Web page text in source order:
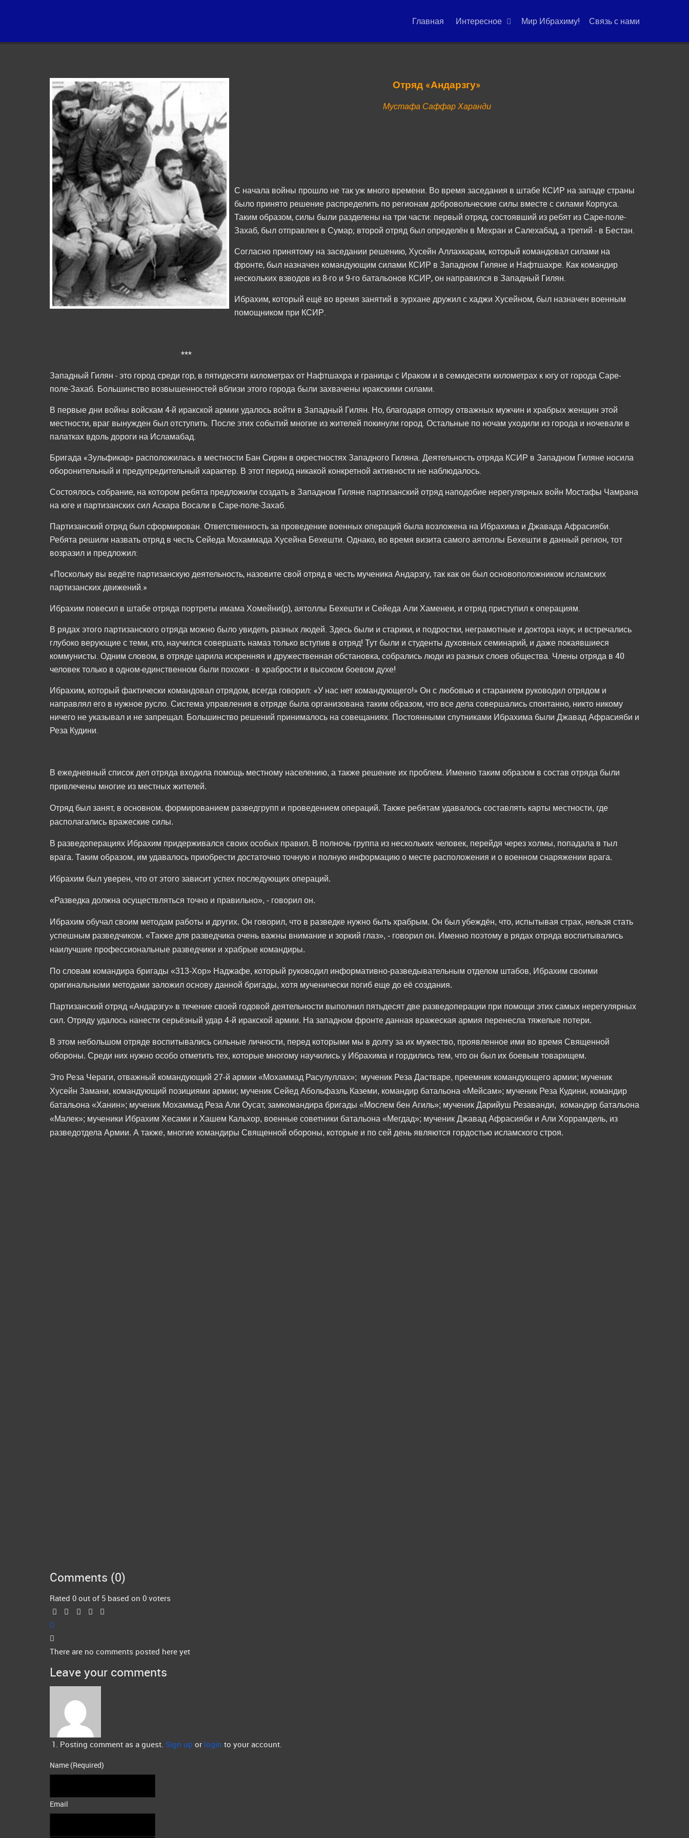
Главная Интересное Мир Ибрахиму! Связь с нами
Отряд «Андарзгу»
Мустафа Саффар Харанди
С начала войны прошло не так уж много времени. Во время заседания в штабе КСИР на западе страны
было принято решение распределить по регионам добровольческие силы вместе с силами Корпуса.
Таким образом, силы были разделены на три части: первый отряд, состоявший из ребят из Саре-поле-
Захаб, был отправлен в Сумар; второй отряд был определён в Мехран и Салехабад, а третий - в Бестан.
Согласно принятому на заседании решению, Хусейн Аллахкарам, который командовал силами на
фронте, был назначен командующим силами КСИР в Западном Гиляне и Нафтшахре. Как командир
нескольких взводов из 8-го и 9-го батальонов КСИР, он направился в Западный Гилян.
Ибрахим, который ещё во время занятий в зурхане дружил с хаджи Хусейном, был назначен военным
помощником при КСИР.
***
Западный Гилян - это город среди гор, в пятидесяти километрах от Нафтшахра и границы с Ираком и в семидесяти километрах к югу от города Саре-
поле-Захаб. Большинство возвышенностей вблизи этого города были захвачены иракскими силами.
В первые дни войны войскам 4-й иракской армии удалось войти в Западный Гилян. Но, благодаря отпору отважных мужчин и храбрых женщин этой
местности, враг вынужден был отступить. После этих событий многие из жителей покинули город. Остальные по ночам уходили из города и ночевали в
палатках вдоль дороги на Исламабад.
Бригада «Зульфикар» расположилась в местности Бан Сирян в окрестностях Западного Гиляна. Деятельность отряда КСИР в Западном Гиляне носила
оборонительный и предупредительный характер. В этот период никакой конкретной активности не наблюдалось.
Состоялось собрание, на котором ребята предложили создать в Западном Гиляне партизанский отряд наподобие нерегулярных войн Мостафы Чамрана
на юге и партизанских сил Аскара Восали в Саре-поле-Захаб.
Партизанский отряд был сформирован. Ответственность за проведение военных операций была возложена на Ибрахима и Джавада Афрасияби.
Ребята решили назвать отряд в честь Сейеда Мохаммада Хусейна Бехешти. Однако, во время визита самого аятоллы Бехешти в данный регион, тот
возразил и предложил:
«Поскольку вы ведёте партизанскую деятельность, назовите свой отряд в честь мученика Андарзгу, так как он был основоположником исламских
партизанских движений.»
Ибрахим повесил в штабе отряда портреты имама Хомейни(р), аятоллы Бехешти и Сейеда Али Хаменеи, и отряд приступил к операциям.
В рядах этого партизанского отряда можно было увидеть разных людей. Здесь были и старики, и подростки, неграмотные и доктора наук; и встречались
глубоко верующие с теми, кто, научился совершать намаз только вступив в отряд! Тут были и студенты духовных семинарий, и даже покаявшиеся
коммунисты. Одним словом, в отряде царила искренняя и дружественная обстановка, собрались люди из разных слоев общества. Члены отряда в 40
человек только в одном-единственном были похожи - в храбрости и высоком боевом духе!
Ибрахим, который фактически командовал отрядом, всегда говорил: «У нас нет командующего!» Он с любовью и старанием руководил отрядом и
направлял его в нужное русло. Система управления в отряде была организована таким образом, что все дела совершались спонтанно, никто никому
ничего не указывал и не запрещал. Большинство решений принималось на совещаниях. Постоянными спутниками Ибрахима были Джавад Афрасияби и
Реза Кудини.
В ежедневный список дел отряда входила помощь местному населению, а также решение их проблем. Именно таким образом в состав отряда были
привлечены многие из местных жителей.
Отряд был занят, в основном, формированием разведгрупп и проведением операций. Также ребятам удавалось составлять карты местности, где
располагались вражеские силы.
В разведоперациях Ибрахим придерживался своих особых правил. В полночь группа из нескольких человек, перейдя через холмы, попадала в тыл
врага. Таким образом, им удавалось приобрести достаточно точную и полную информацию о месте расположения и о военном снаряжении врага.
Ибрахим был уверен, что от этого зависит успех последующих операций.
«Разведка должна осуществляться точно и правильно», - говорил он.
Ибрахим обучал своим методам работы и других. Он говорил, что в разведке нужно быть храбрым. Он был убеждён, что, испытывая страх, нельзя стать
успешным разведчиком. «Также для разведчика очень важны внимание и зоркий глаз», - говорил он. Именно поэтому в рядах отряда воспитывались
наилучшие профессиональные разведчики и храбрые командиры.
По словам командира бригады «313-Хор» Наджафе, который руководил информативно-разведывательным отделом штабов, Ибрахим своими
оригинальными методами заложил основу данной бригады, хотя мученически погиб еще до её создания.
Партизанский отряд «Андарзгу» в течение своей годовой деятельности выполнил пятьдесят две разведоперации при помощи этих самых нерегулярных
сил. Отряду удалось нанести серьёзный удар 4-й иракской армии. На западном фронте данная вражеская армия перенесла тяжелые потери.
В этом небольшом отряде воспитывались сильные личности, перед которыми мы в долгу за их мужество, проявленное ими во время Священной
обороны. Среди них нужно особо отметить тех, которые многому научились у Ибрахима и гордились тем, что он был их боевым товарищем.
Это Реза Чераги, отважный командующий 27-й армии «Мохаммад Расулуллах»; мученик Реза Дастваре, преемник командующего армии; мученик
Хусейн Замани, командующий позициями армии; мученик Сейед Абольфазль Каземи, командир батальона «Мейсам»; мученик Реза Кудини, командир
батальона «Ханин»; мученик Мохаммад Реза Али Оусат, замкомандира бригады «Мослем бен Агиль»; мученик Дарийуш Резаванди, командир батальона
«Малек»; мученики Ибрахим Хесами и Хашем Кальхор, военные советники батальона «Мегдад»; мученик Джавад Афрасияби и Али Хоррамдель, из
разведотдела Армии. А также, многие командиры Священной обороны, которые и по сей день являются гордостью исламского строя.
Comments (0)
Rated 0 out of 5 based on 0 voters
There are no comments posted here yet
Leave your comments
Posting comment as a guest. Sign up or login to your account.
Name (Required)
Email